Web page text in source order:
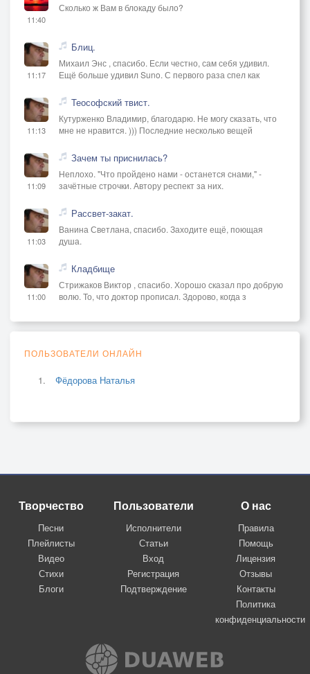
11:40
Сколько ж Вам в блокаду было?
11:17
Блиц.
Михаил Энс , спасибо. Если честно, сам себя удивил.
Ещё больше удивил Suno. С первого раза спел как
11:13
Теософский твист.
Кутурженко Владимир, благодарю. Не могу сказать, что
мне не нравится. ))) Последние несколько вещей
11:09
Зачем ты приснилась?
Неплохо. "Что пройдено нами - останется снами," -
зачётные строчки. Автору респект за них.
11:03
Рассвет-закат.
Ванина Светлана, спасибо. Заходите ещё, поющая
душа.
11:00
Кладбище
Стрижаков Виктор , спасибо. Хорошо сказал про добрую
волю. То, что доктор прописал. Здорово, когда з
ПОЛЬЗОВАТЕЛИ ОНЛАЙН
Фёдорова Наталья
Творчество
Песни
Плейлисты
Видео
Стихи
Блоги
Пользователи
Исполнители
Статьи
Вход
Регистрация
Подтверждение
О нас
Правила
Помощь
Лицензия
Отзывы
Контакты
Политика
конфиденциальности